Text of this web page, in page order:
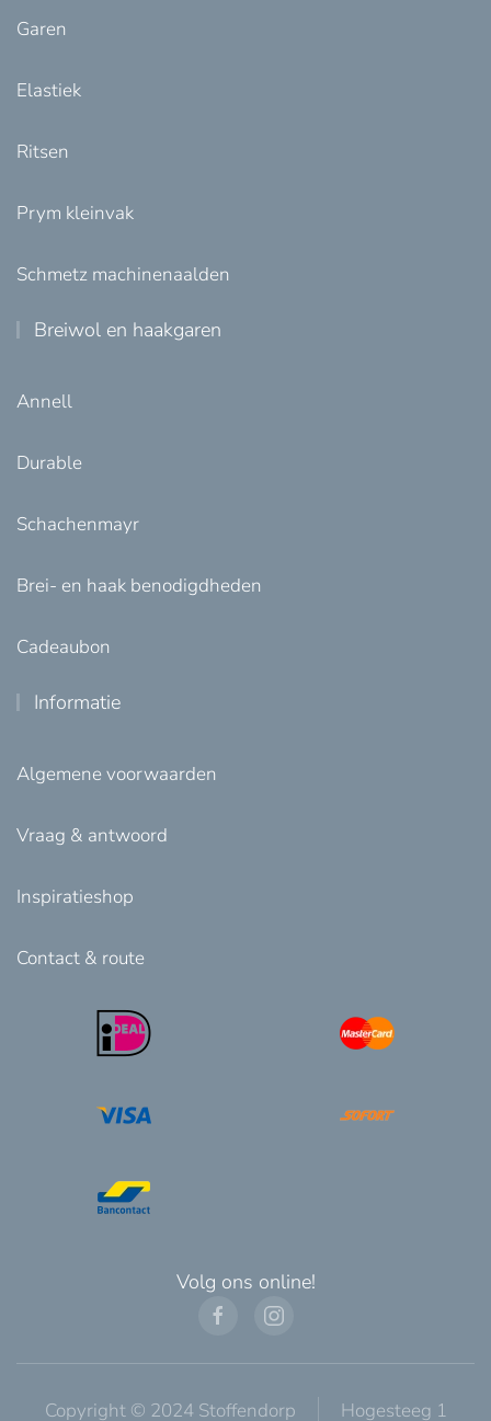
Garen
Elastiek
Ritsen
Prym kleinvak
Schmetz machinenaalden
Breiwol en haakgaren
Annell
Durable
Schachenmayr
Brei- en haak benodigdheden
Cadeaubon
Informatie
Algemene voorwaarden
Vraag & antwoord
Inspiratieshop
Contact & route
Volg ons online!
Copyright © 2024 Stoffendorp Hogesteeg 1